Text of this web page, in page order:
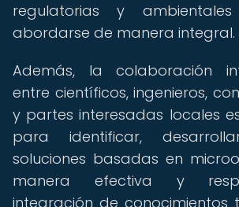
regulatorias y
abordarse de manera integral.
Además, la colaboración
entre científicos, ingenieros,
y partes interesadas locales
para identificar,
soluciones basadas en
manera efectiva y
integración de conocimientos